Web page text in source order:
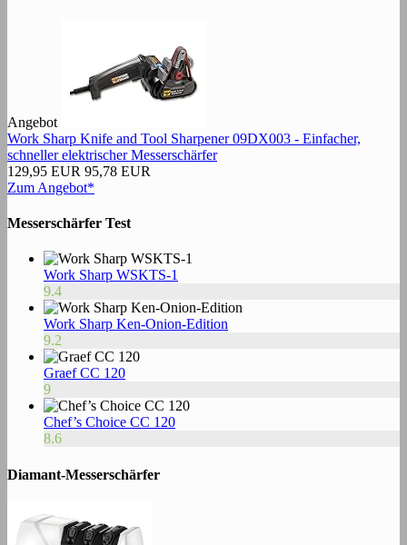
Angebot
Work Sharp Knife and Tool Sharpener 09DX003 - Einfacher,
schneller elektrischer Messerschärfer
129,95 EUR 95,78 EUR
Zum Angebot*
Messerschärfer Test
Work Sharp WSKTS-1
9.4
Work Sharp Ken-Onion-Edition
9.2
Graef CC 120
9
Chef’s Choice CC 120
8.6
Diamant-Messerschärfer